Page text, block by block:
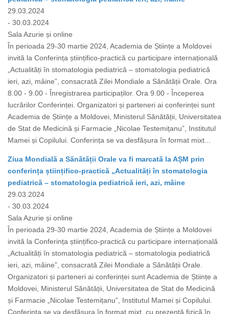
29.03.2024
- 30.03.2024
Sala Azurie și online
În perioada 29-30 martie 2024, Academia de Științe a Moldovei
invită la Conferința științifico-practică cu participare internațională
„Actualități în stomatologia pediatrică – stomatologia pediatrică
ieri, azi, mâine”, consacrată Zilei Mondiale a Sănătății Orale. Ora
8.00 - 9.00 - Înregistrarea participaților. Ora 9.00 - Începerea
lucrărilor Conferinței. Organizatori și parteneri ai conferinței sunt
Academia de Științe a Moldovei, Ministerul Sănătății, Universitatea
de Stat de Medicină și Farmacie „Nicolae Testemițanu”, Institutul
Mamei și Copilului. Conferința se va desfășura în format mixt...
Ziua Mondială a Sănătății Orale va fi marcată la AȘM prin
conferința științifico-practică „Actualități în stomatologia
pediatrică – stomatologia pediatrică ieri, azi, mâine
29.03.2024
- 30.03.2024
Sala Azurie și online
În perioada 29-30 martie 2024, Academia de Științe a Moldovei
invită la Conferința științifico-practică cu participare internațională
„Actualități în stomatologia pediatrică – stomatologia pediatrică
ieri, azi, mâine”, consacrată Zilei Mondiale a Sănătății Orale.
Organizatori și parteneri ai conferinței sunt Academia de Științe a
Moldovei, Ministerul Sănătății, Universitatea de Stat de Medicină
și Farmacie „Nicolae Testemițanu”, Institutul Mamei și Copilului.
Conferința se va desfășura în format mixt, cu prezență fizică în